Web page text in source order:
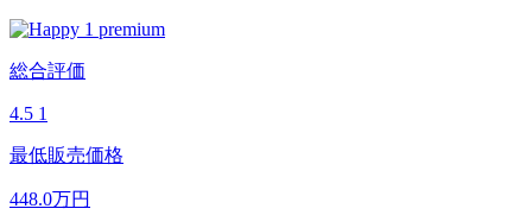
総合評価
4.5 1
最低販売価格
448.0万円